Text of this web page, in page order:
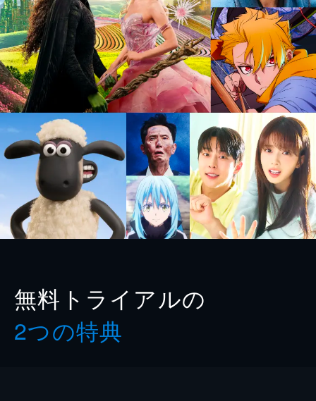
無料トライアルの
2つの特典